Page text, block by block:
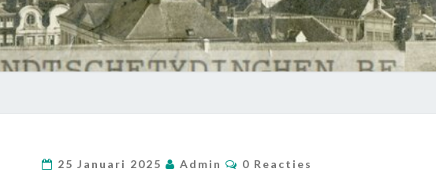
25 Januari 2025 Admin Reacties
0 Reacties